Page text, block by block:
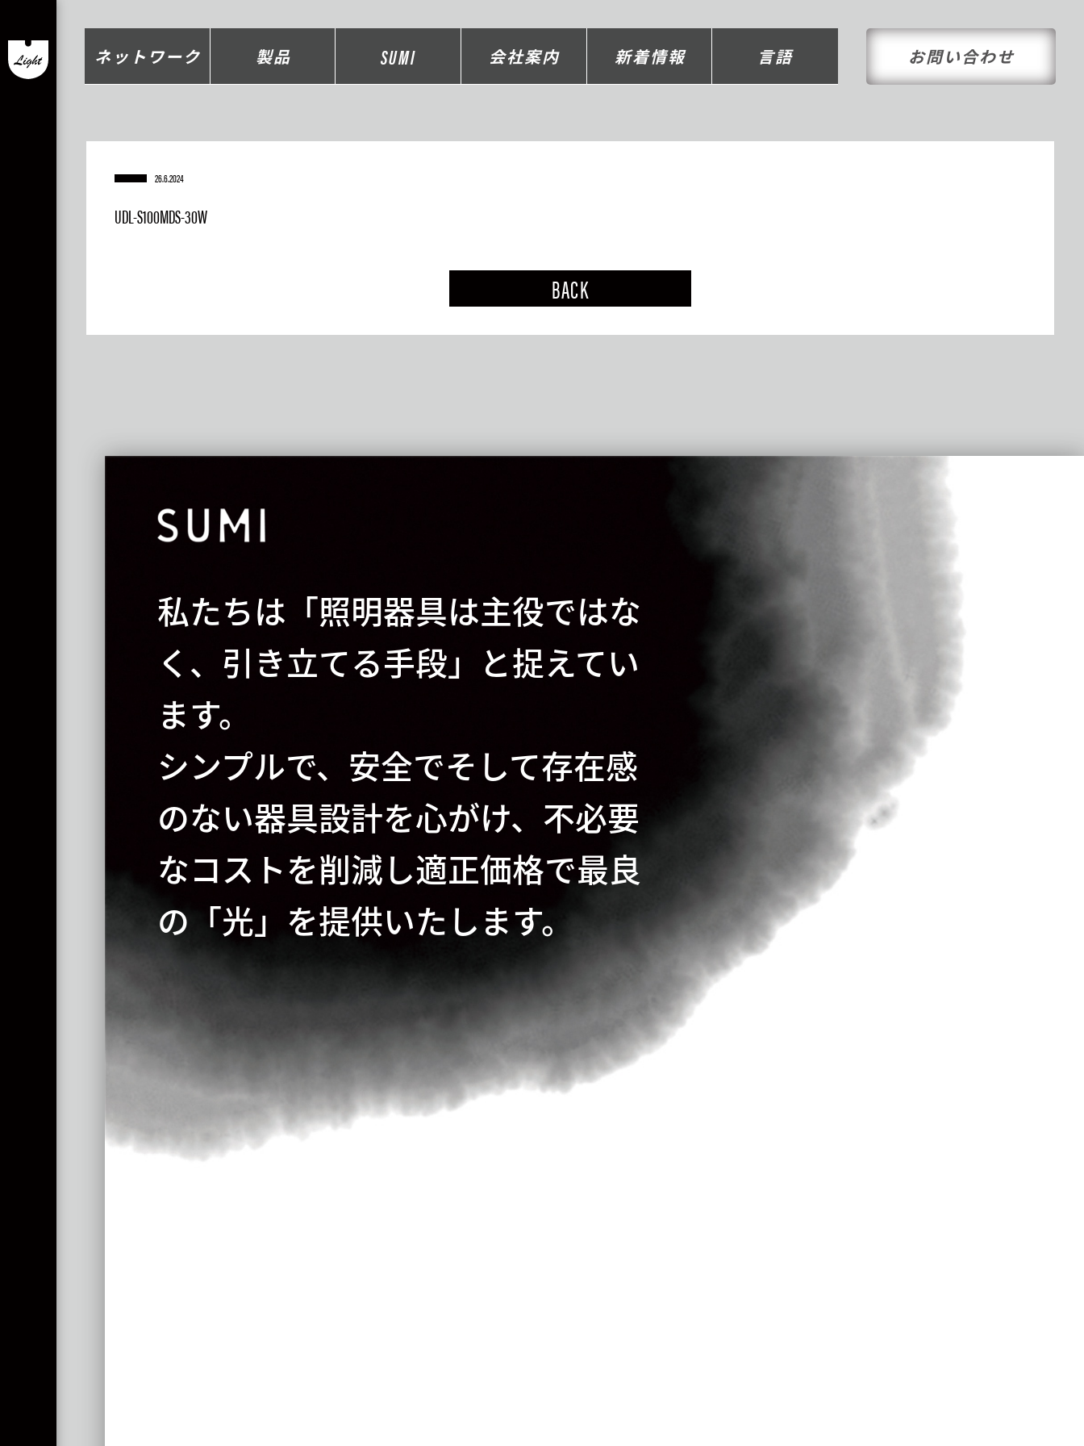
ネットワーク 製品 SUMI 会社案内 新着情報 言語 お問い合わせ
26.6.2024
UDL-S100MDS-30W
BACK
私たちは「照明器具は主役ではな
く、引き立てる手段」と捉えてい
ます。
シンプルで、安全でそして存在感
のない器具設計を心がけ、不必要
なコストを削減し適正価格で最良
の「光」を提供いたします。